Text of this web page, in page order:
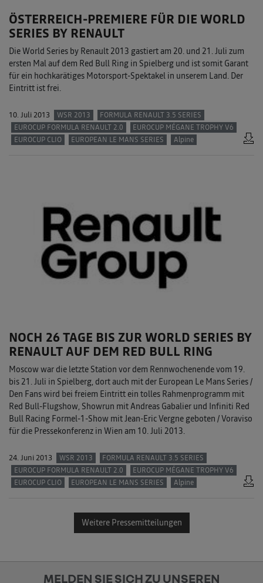
ÖSTERREICH-PREMIERE FÜR DIE WORLD
SERIES BY RENAULT
Die World Series by Renault 2013 gastiert am 20. und 21. Juli zum
ersten Mal auf dem Red Bull Ring in Spielberg und ist somit Garant
für ein hochkarätiges Motorsport-Spektakel in unserem Land. Der
Eintritt ist frei.
10. Juli 2013 WSR 2013
FORMULA RENAULT 3.5 SERIES
EUROCUP FORMULA RENAULT 2.0
EUROCUP MÉGANE TROPHY V6
EUROCUP CLIO
EUROPEAN LE MANS SERIES Alpine
NOCH 26 TAGE BIS ZUR WORLD SERIES BY
RENAULT AUF DEM RED BULL RING
Moscow war die letzte Station vor dem Rennwochenende vom 19.
bis 21. Juli in Spielberg, dort auch mit der European Le Mans Series /
Den Fans wird bei freiem Eintritt ein tolles Rahmenprogramm mit
Red Bull-Flugshow, Showrun mit Andreas Gabalier und Infiniti Red
Bull Racing Formel-1-Show mit Jean-Eric Vergne geboten / Voraviso
für die Pressekonferenz in Wien am 10. Juli 2013.
24. Juni 2013 WSR 2013
FORMULA RENAULT 3.5 SERIES
EUROCUP FORMULA RENAULT 2.0
EUROCUP MÉGANE TROPHY V6
EUROCUP CLIO
EUROPEAN LE MANS SERIES Alpine
Weitere Pressemitteilungen
MELDEN SIE SICH ZU UNSEREN